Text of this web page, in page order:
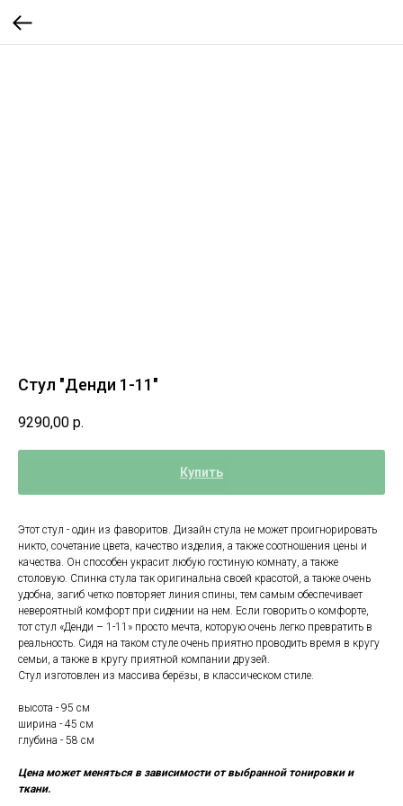
Стул "Денди 1-11"
9290,00 р.
Купить
Этот стул - один из фаворитов. Дизайн стула не может проигнорировать
никто, сочетание цвета, качество изделия, а также соотношения цены и
качества. Он способен украсит любую гостиную комнату, а также
столовую. Спинка стула так оригинальна своей красотой, а также очень
удобна, загиб четко повторяет линия спины, тем самым обеспечивает
невероятный комфорт при сидении на нем. Если говорить о комфорте,
тот стул «Денди – 1-11» просто мечта, которую очень легко превратить в
реальность. Сидя на таком стуле очень приятно проводить время в кругу
семьи, а также в кругу приятной компании друзей.
Стул изготовлен из массива берёзы, в классическом стиле.
высота - 95 cм
ширина - 45 cм
глубина - 58 cм
Цена может меняться в зависимости от выбранной тонировки и
ткани.